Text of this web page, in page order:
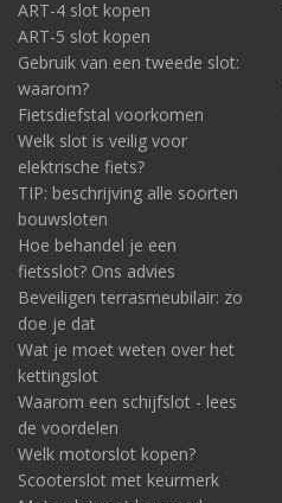
ART-4 slot kopen
ART-5 slot kopen
Gebruik van een tweede slot:
waarom?
Fietsdiefstal voorkomen
Welk slot is veilig voor
elektrische fiets?
TIP: beschrijving alle soorten
bouwsloten
Hoe behandel je een
fietsslot? Ons advies
Beveiligen terrasmeubilair: zo
doe je dat
Wat je moet weten over het
kettingslot
Waarom een schijfslot - lees
de voordelen
Welk motorslot kopen?
Scooterslot met keurmerk